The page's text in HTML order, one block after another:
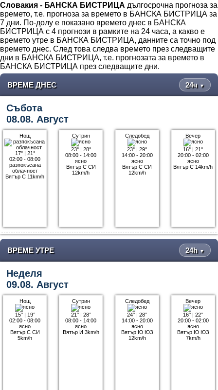
Словакия - БАНСКА БИСТРИЦА дългосрочна прогноза за
времето, т.е. прогноза за времето в БАНСКА БИСТРИЦА за
7 дни. По-долу е показано времето днес в БАНСКА
БИСТРИЦА с 4 прогнози в рамките на 24 часа, а какво е
времето утре в БАНСКА БИСТРИЦА, данните са точно под
времето днес. След това следва времето през следващите
дни в БАНСКА БИСТРИЦА, т.е. прогнозата за времето в
БАНСКА БИСТРИЦА през следващите дни.
ВРЕМЕ ДНЕС 24ч ▼
Събота
08.08. Август
Нощ
17°| 21°
02:00 - 08:00
разпокъсана
облачност
Вятър С 11km/h
Сутрин
23°| 28°
08:00 - 14:00
ясно
Вятър С СИ
12km/h
Следобед
23° |29°
14:00 - 20:00
ясно
Вятър С СИ
12km/h
Вечер
16° |21°
20:00 - 02:00
ясно
Вятър С 14km/h
ВРЕМЕ УТРЕ 24h ▼
Неделя
09.08. Август
Нощ
15°| 19°
02:00 - 08:00
ясно
Вятър С СИ
5km/h
Сутрин
21°| 28°
08:00 - 14:00
ясно
Вятър И 3km/h
Следобед
24° |28°
14:00 - 20:00
ясно
Вятър Ю ЮЗ
12km/h
Вечер
16° |22°
20:00 - 02:00
ясно
Вятър Ю ЮЗ
7km/h